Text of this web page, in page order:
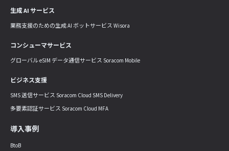
生成 AI サービス
業務支援のための生成 AI ボットサービス Wisora
コンシューマサービス
グローバル eSIM データ通信サービス Soracom Mobile
ビジネス支援
SMS 送信サービス Soracom Cloud SMS Delivery
多要素認証サービス Soracom Cloud MFA
導入事例
BtoB